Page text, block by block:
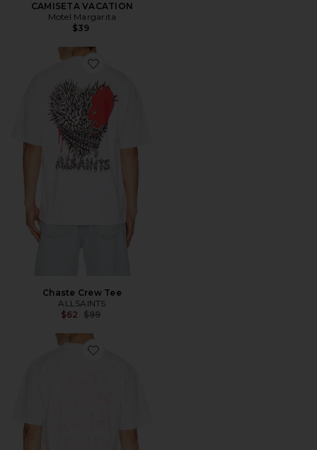
CAMISETA VACATION
Motel Margarita
$39
Favorite Chaste Crew Tee
Chaste Crew Tee
ALLSAINTS
$62 Previous price:
$99
Favorite CAMISETA